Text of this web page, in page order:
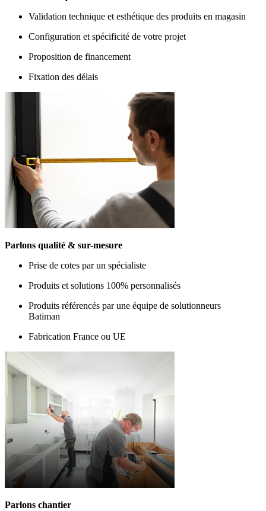
Validation technique et esthétique des produits en magasin
Configuration et spécificité de votre projet
Proposition de financement
Fixation des délais
Parlons qualité & sur-mesure
Prise de cotes par un spécialiste
Produits et solutions 100% personnalisés
Produits référencés par une équipe de solutionneurs
Batiman
Fabrication France ou UE
Parlons chantier